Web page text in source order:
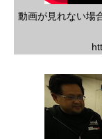
動画が見れない場